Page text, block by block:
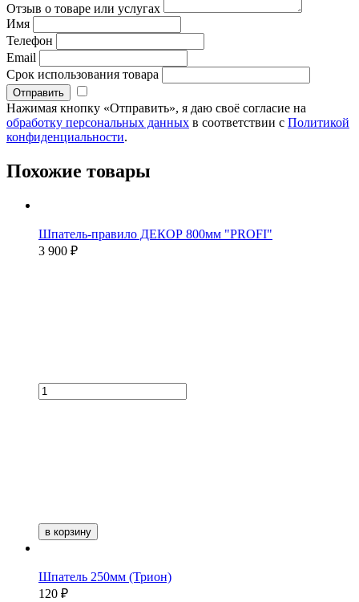
Отзыв о товаре или услугах
Имя
Телефон
Email
Срок использования товара
Нажимая кнопку «Отправить», я даю своё согласие на
обработку персональных данных в соответствии с Политикой
конфиденциальности.
Похожие товары
Шпатель-правило ДЕКОР 800мм "PROFI"
3 900 ₽
в корзину
Шпатель 250мм (Трион)
120 ₽